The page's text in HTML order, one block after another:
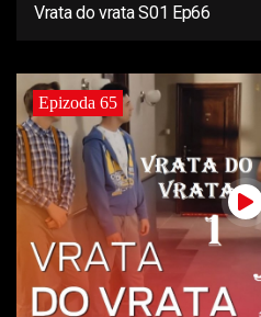
Vrata do vrata S01 Ep66
Epizoda 65